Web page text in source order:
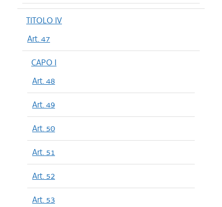
TITOLO IV
Art. 47
CAPO I
Art. 48
Art. 49
Art. 50
Art. 51
Art. 52
Art. 53